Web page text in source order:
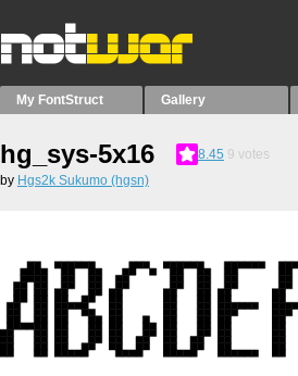
My FontStruct Gallery
hg_sys-5x16 8.45 9 votes
by Hgs2k Sukumo (hgsn)